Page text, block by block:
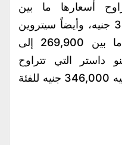
أسعارها ما بين
337,000 جنيه إلى 367,000 جنيه، وأيضاً سيتروين
c3، التي تتراوح أسعارها ما بين 269,900 إلى
رينو داستر التي تتراوح
أسعارها ما بين 302,000 جنيه 346,000 جنيه للفئة